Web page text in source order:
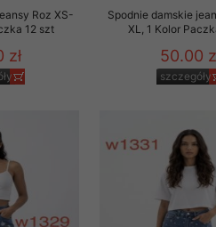
Roz XS-
12 szt
zł
Spodnie damskie
XL, 1 Kolor
50.00
szczegóły